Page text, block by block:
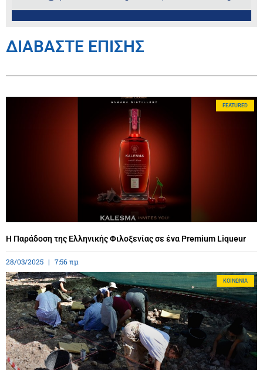
ΔΙΑΒΑΣΤΕ ΕΠΙΣΗΣ
FEATURED
Η Παράδοση της Ελληνικής Φιλοξενίας σε ένα Premium Liqueur
28/03/2025 7:56 πμ
ΚΟΙΝΩΝΊΑ